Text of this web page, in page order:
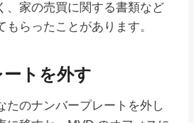
、家の売買に関する書類など
らったことがあります。
トを外す
たのナンバープレートを外し